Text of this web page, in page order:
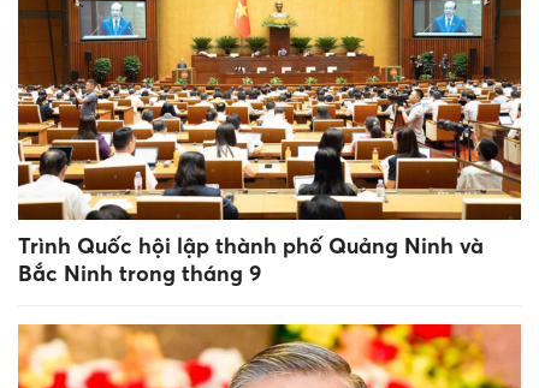
Trình Quốc hội lập thành phố Quảng Ninh và
Bắc Ninh trong tháng 9